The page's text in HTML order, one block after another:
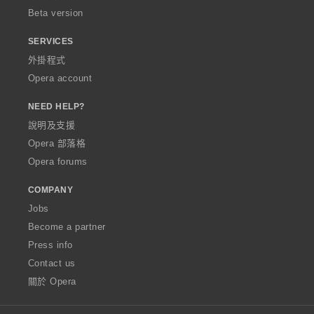
Beta version
SERVICES
外掛程式
Opera account
NEED HELP?
說明及支援
Opera 部落格
Opera forums
COMPANY
Jobs
Become a partner
Press info
Contact us
關於 Opera